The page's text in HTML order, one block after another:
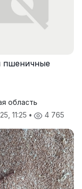
пшеничные
область
11:25 • 4 765